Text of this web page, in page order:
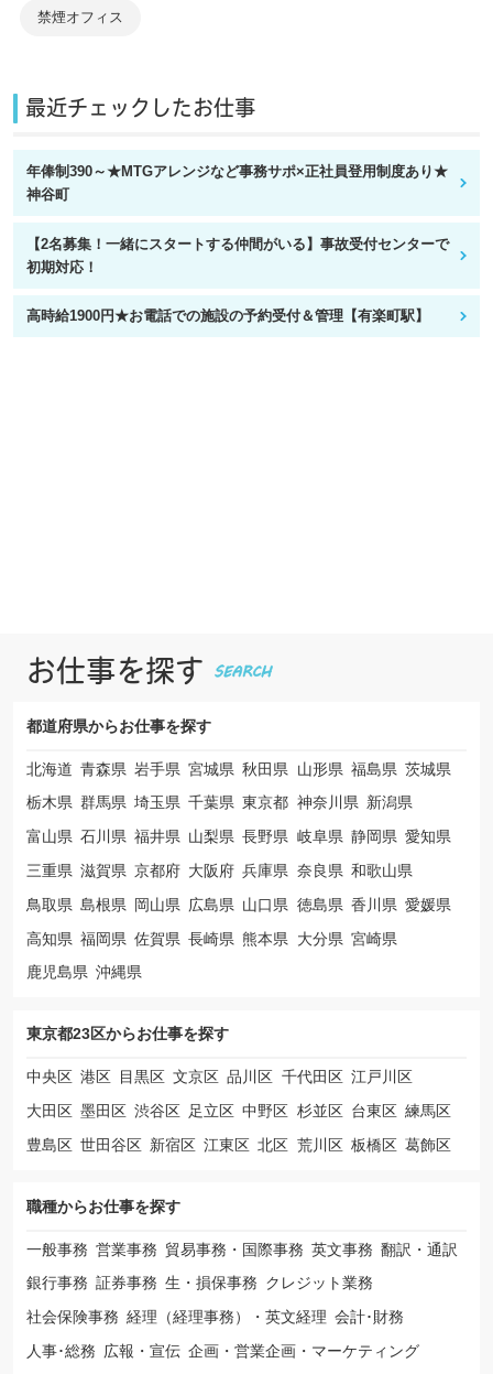
禁煙オフィス
最近チェックしたお仕事
年俸制390～★MTGアレンジなど事務サポ×正社員登用制度あり★
神谷町
【2名募集！一緒にスタートする仲間がいる】事故受付センターで
初期対応！
高時給1900円★お電話での施設の予約受付＆管理【有楽町駅】
お仕事を探す
都道府県からお仕事を探す
北海道 青森県 岩手県 宮城県 秋田県 山形県 福島県 茨城県
栃木県 群馬県 埼玉県 千葉県 東京都 神奈川県 新潟県
富山県 石川県 福井県 山梨県 長野県 岐阜県 静岡県 愛知県
三重県 滋賀県 京都府 大阪府 兵庫県 奈良県 和歌山県
鳥取県 島根県 岡山県 広島県 山口県 徳島県 香川県 愛媛県
高知県 福岡県 佐賀県 長崎県 熊本県 大分県 宮崎県
鹿児島県 沖縄県
東京都23区からお仕事を探す
中央区 港区 目黒区 文京区 品川区 千代田区 江戸川区
大田区 墨田区 渋谷区 足立区 中野区 杉並区 台東区 練馬区
豊島区 世田谷区 新宿区 江東区 北区 荒川区 板橋区 葛飾区
職種からお仕事を探す
一般事務 営業事務 貿易事務・国際事務 英文事務 翻訳・通訳
銀行事務 証券事務 生・損保事務 クレジット業務
社会保険事務 経理（経理事務）・英文経理 会計･財務
人事･総務 広報・宣伝 企画・営業企画・マーケティング